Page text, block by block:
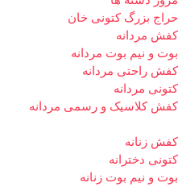
حراج بزرگ کتونی خان
کفش مردانه
بوت و نیم بوت مردانه
کفش راحتی مردانه
کتونی مردانه
کفش کلاسیک و رسمی مردانه
کفش زنانه
کتونی دخترانه
بوت و نیم بوت زنانه